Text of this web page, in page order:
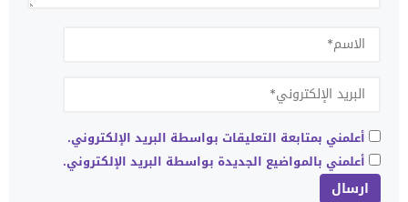
أعلمني بمتابعة التعليقات بواسطة البريد الإلكتروني.
أعلمني بالمواضيع الجديدة بواسطة البريد الإلكتروني.